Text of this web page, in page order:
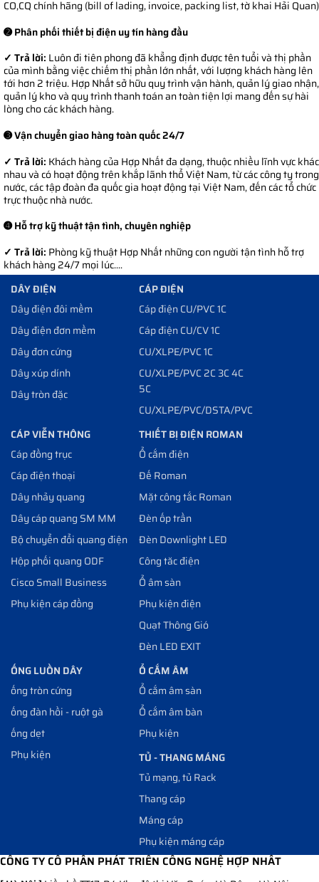
CO,CQ chính hãng (bill of lading, invoice, packing list, tờ khai Hải Quan)
➋ Phân phối thiết bị điện uy tín hàng đầu
✓ Trả lời: Luôn đi tiên phong đã khẳng định được tên tuổi và thị phần
của mình bằng việc chiếm thị phần lớn nhất, với lượng khách hàng lên
tới hơn 2 triệu. Hợp Nhất sở hữu quy trình vận hành, quản lý giao nhận,
quản lý kho và quy trình thanh toán an toàn tiện lợi mang đến sự hài
lòng cho các khách hàng.
➌ Vận chuyển giao hàng toàn quốc 24/7
✓ Trả lời: Khách hàng của Hợp Nhất đa dạng, thuộc nhiều lĩnh vực khác
nhau và có hoạt động trên khắp lãnh thổ Việt Nam, từ các công ty trong
nước, các tập đoàn đa quốc gia hoạt động tại Việt Nam, đến các tổ chức
trực thuộc nhà nước.
➍ Hỗ trợ kỹ thuật tận tình, chuyên nghiệp
✓ Trả lời: Phòng kỹ thuật Hợp Nhất những con người tận tình hỗ trợ
khách hàng 24/7 mọi lúc....
DÂY ĐIỆN
Dây điện đôi mềm
Dây điện đơn mềm
Dây đơn cứng
Dây xúp dính
Dây tròn đặc
CÁP ĐIỆN
Cáp điện CU/PVC 1C
Cáp điện CU/CV 1C
CU/XLPE/PVC 1C
CU/XLPE/PVC 2C 3C 4C
5C
CU/XLPE/PVC/DSTA/PVC
CÁP VIỄN THÔNG
Cáp đồng trục
Cáp điện thoại
Dây nhảy quang
Dây cáp quang SM MM
Bộ chuyển đổi quang điện
Hộp phối quang ODF
Cisco Small Business
Phụ kiện cáp đồng
THIẾT BỊ ĐIỆN ROMAN
Ổ cắm điện
Đế Roman
Mặt công tắc Roman
Đèn ốp trần
Đèn Downlight LED
Công tăc điện
Ổ âm sàn
Phụ kiện điện
Quạt Thông Gió
Đèn LED EXIT
ỐNG LUỒN DÂY
ống tròn cứng
ống đàn hồi - ruột gà
ống dẹt
Phụ kiện
Ổ CẮM ÂM
Ổ cắm âm sàn
Ổ cắm âm bàn
Phụ kiện
TỦ - THANG MÁNG
Tủ mạng, tủ Rack
Thang cáp
Máng cáp
Phụ kiện máng cáp
CÔNG TY CỔ PHẦN PHÁT TRIỂN CÔNG NGHỆ HỢP NHẤT